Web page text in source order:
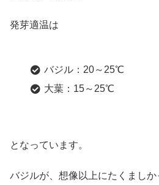
発芽適温は
バジル：20～25℃
大葉：15～25℃
となっています。
バジルが、想像以上にたくましか